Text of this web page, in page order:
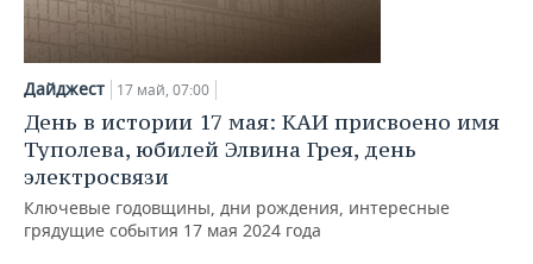
Дайджест 17 май, 07:00
День в истории 17 мая: КАИ присвоено имя
Туполева, юбилей Элвина Грея, день
электросвязи
Ключевые годовщины, дни рождения, интересные
грядущие события 17 мая 2024 года